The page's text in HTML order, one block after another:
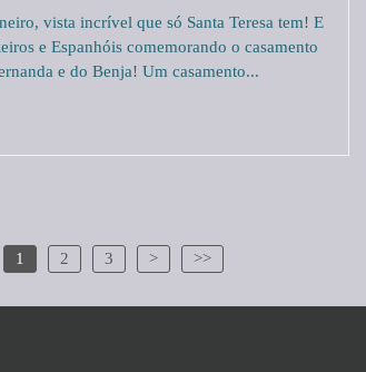
vista incrível que só Santa Teresa tem! E
e Espanhóis comemorando o casamento
e do Benja! Um casamento...
1 2 3 > >>